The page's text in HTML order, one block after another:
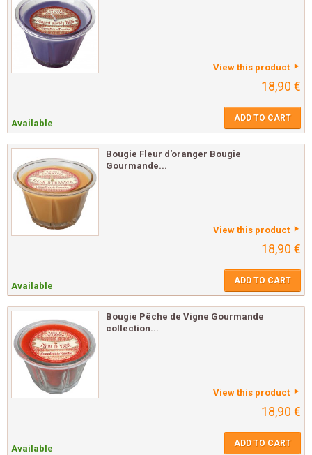
View this product
18,90 €
Available ADD TO CART
Bougie Fleur d'oranger Bougie
Gourmande...
View this product
18,90 €
Available ADD TO CART
Bougie Pêche de Vigne Gourmande
collection...
View this product
18,90 €
Available ADD TO CART